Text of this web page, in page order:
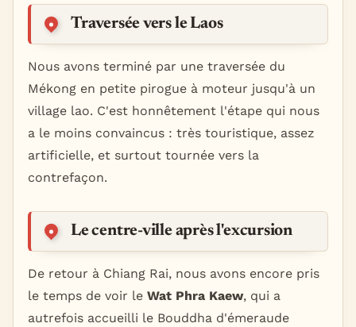
Traversée vers le Laos
Nous avons terminé par une traversée du
Mékong en petite pirogue à moteur jusqu'à un
village lao. C'est honnêtement l'étape qui nous
a le moins convaincus : très touristique, assez
artificielle, et surtout tournée vers la
contrefaçon.
Le centre-ville après l'excursion
De retour à Chiang Rai, nous avons encore pris
le temps de voir le Wat Phra Kaew, qui a
autrefois accueilli le Bouddha d'émeraude